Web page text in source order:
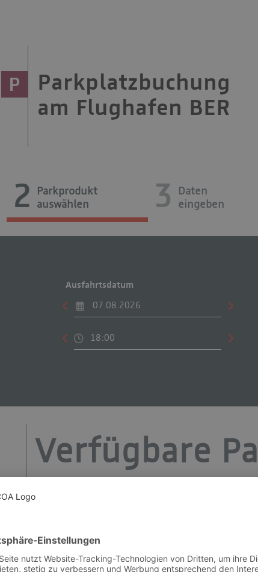
P
Parkplatzbuchung
am Flughafen BER
2
Parkprodukt
auswählen
3
Daten
eingeben
Ausfahrtsdatum
Verfügbare
Abholer